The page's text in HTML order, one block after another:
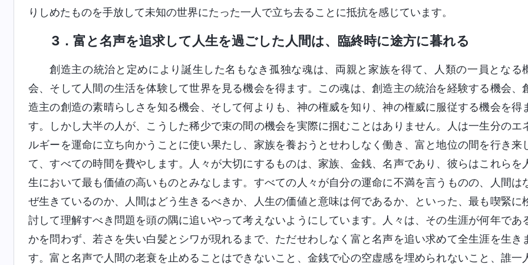
りしめたものを手放して未知の世界にたった一人で立ち去ることに抵抗を感じています。
3．富と名声を追求して人生を過ごした人間は、臨終時に途方に暮れる
創造主の統治と定めにより誕生した名もなき孤独な魂は、両親と家族を得て、人類の一員となる
会、そして人間の生活を体験して世界を見る機会を得ます。この魂は、創造主の統治を経験する機会、
造主の創造の素晴らしさを知る機会、そして何よりも、神の権威を知り、神の権威に服従する機会を得
す。しかし大半の人が、こうした稀少で束の間の機会を実際に掴むことはありません。人は一生分のエ
ルギーを運命に立ち向かうことに使い果たし、家族を養おうとせわしなく働き、富と地位の間を行き来
て、すべての時間を費やします。人々が大切にするものは、家族、金銭、名声であり、彼らはこれらを
生において最も価値の高いものとみなします。すべての人々が自分の運命に不満を言うものの、人間は
ぜ生きているのか、人間はどう生きるべきか、人生の価値と意味は何であるか、といった、最も喫緊に
討して理解すべき問題を頭の隅に追いやって考えないようにしています。人々は、その生涯が何年であ
かを問わず、若さを失い白髪とシワが現れるまで、ただせわしなく富と名声を追い求めて全生涯を生き
す。富と名声で人間の老衰を止めることはできないこと、金銭で心の空虚感を埋められないこと、誰一